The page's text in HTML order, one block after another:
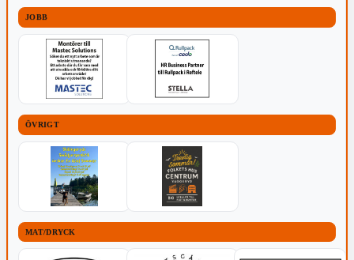
JOBB
ÖVRIGT
MAT/DRYCK